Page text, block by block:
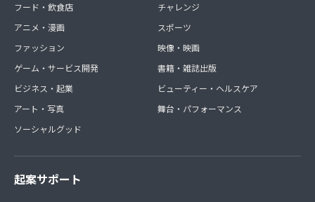
フード・飲食店
アニメ・漫画
ファッション
ゲーム・サービス開発
ビジネス・起業
アート・写真
ソーシャルグッド
チャレンジ
スポーツ
映像・映画
書籍・雑誌出版
ビューティー・ヘルスケア
舞台・パフォーマンス
起案サポート